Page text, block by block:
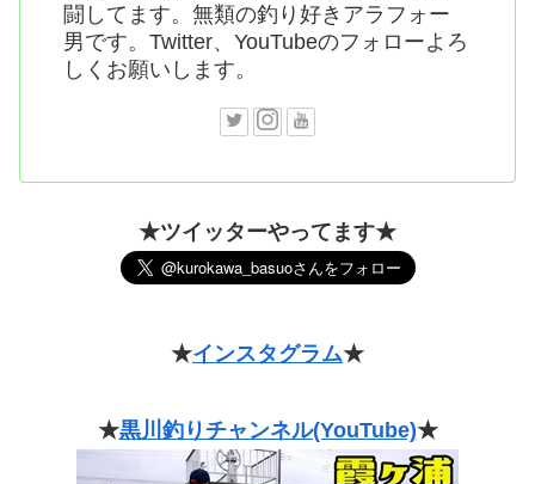
闘してます。無類の釣り好きアラフォー
男です。Twitter、YouTubeのフォローよろ
しくお願いします。
★ツイッターやってます★
★インスタグラム★
★黒川釣りチャンネル(YouTube)★